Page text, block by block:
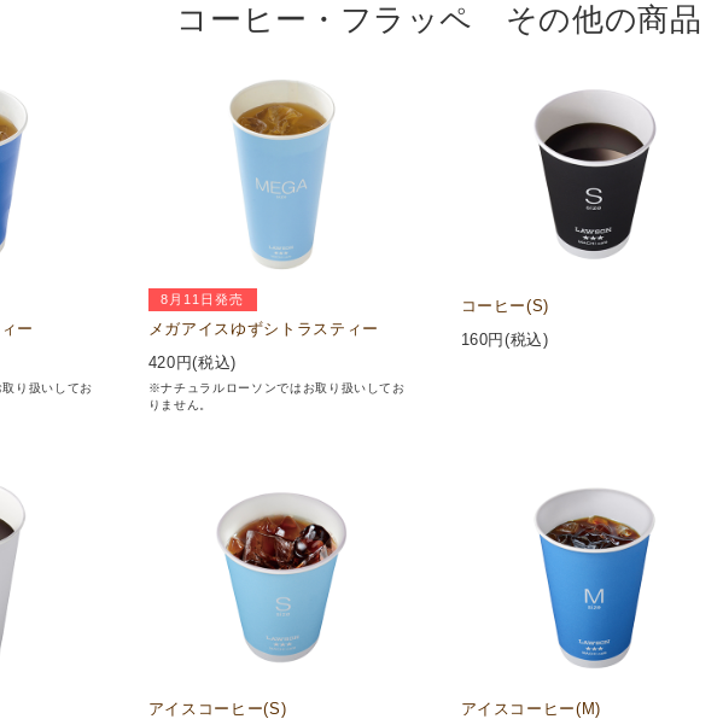
コーヒー・フラッペ その他の商品
ー
り扱いしてお
8月11日発売
メガアイスゆずシトラスティー
420 円(税込)
※ナチュラルローソンではお取り扱いしてお
りません。
コーヒー(S)
160円(税込)
アイスコーヒー(S)
アイスコーヒー(M)